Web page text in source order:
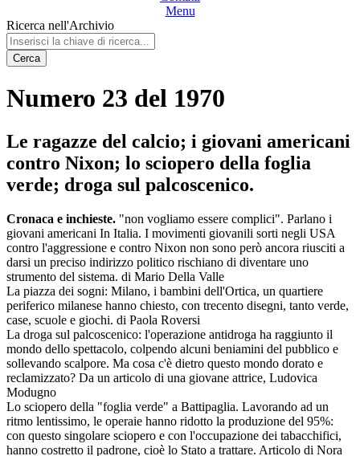
Menu
Ricerca nell'Archivio
Cerca
Numero 23 del 1970
Le ragazze del calcio; i giovani americani
contro Nixon; lo sciopero della foglia
verde; droga sul palcoscenico.
Cronaca e inchieste. "non vogliamo essere complici". Parlano i
giovani americani In Italia. I movimenti giovanili sorti negli USA
contro l'aggressione e contro Nixon non sono però ancora riusciti a
darsi un preciso indirizzo politico rischiano di diventare uno
strumento del sistema. di Mario Della Valle
La piazza dei sogni: Milano, i bambini dell'Ortica, un quartiere
periferico milanese hanno chiesto, con trecento disegni, tanto verde,
case, scuole e giochi. di Paola Roversi
La droga sul palcoscenico: l'operazione antidroga ha raggiunto il
mondo dello spettacolo, colpendo alcuni beniamini del pubblico e
sollevando scalpore. Ma cosa c'è dietro questo mondo dorato e
reclamizzato? Da un articolo di una giovane attrice, Ludovica
Modugno
Lo sciopero della "foglia verde" a Battipaglia. Lavorando ad un
ritmo lentissimo, le operaie hanno ridotto la produzione del 95%:
con questo singolare sciopero e con l'occupazione dei tabacchifici,
hanno costretto il padrone, cioè lo Stato a trattare. Articolo di Nora